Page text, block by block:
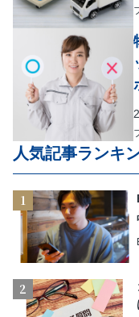
人気記事ランキ